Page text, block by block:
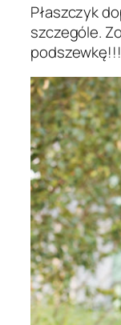
Płaszczyk
szczególe.
podszewkę!!!